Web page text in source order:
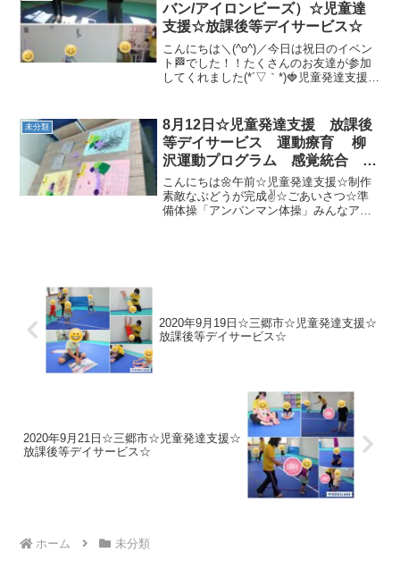
バン/アイロンビーズ）☆児童達
支援☆放課後等デイサービス☆
こんにちは＼(^o^)／今日は祝日のイベン
ト🏁でした！！たくさんのお友達が参加
してくれました(*´▽｀*)🍓児童発達支援🍓
☆プラバン作り①先生からの説明②好き
な...
未分類
8月12日☆児童発達支援 放課後
等デイサービス 運動療育 柳
沢運動プログラム 感覚統合 自
閉症 発達障害 埼玉県 三郷
市 吉川市 八潮市 気になる
子
こんにちは🌼午前☆児童発達支援☆制作
素敵なぶどうが完成✌☆ごあいさつ☆準
備体操「アンパンマン体操」みんなアン
2020年9月19日☆三郷市☆児童発達支援☆
放課後等デイサービス☆
2020年9月21日☆三郷市☆児童発達支援☆
放課後等デイサービス☆
ホーム 未分類